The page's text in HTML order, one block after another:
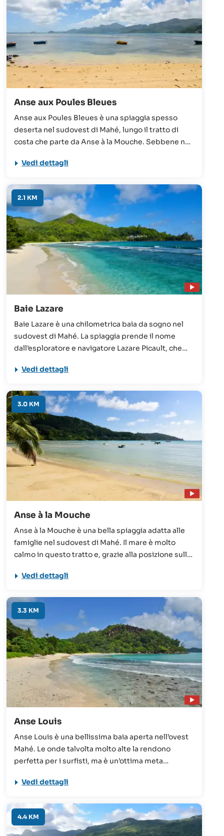
Anse aux Poules Bleues
Anse aux Poules Bleues è una spiaggia spesso
deserta nel sudovest di Mahé, lungo il tratto di
costa che parte da Anse à la Mouche. Sebbene non
e bassa assieme alla galleria d’arte sono motivi
Vedi dettagli
2.1 KM
Baie Lazare
Baie Lazare è una chilometrica baia da sogno nel
sudovest di Mahé. La spiaggia prende il nome
dall’esploratore e navigatore Lazare Picault, che
Vedi dettagli
3.0 KM
Anse à la Mouche
Anse à la Mouche è una bella spiaggia adatta alle
famiglie nel sudovest di Mahé. Il mare è molto
calmo in questo tratto e, grazie alla posizione sulla
tramonti meravigliosi.
Vedi dettagli
3.3 KM
Anse Louis
Anse Louis è una bellissima baia aperta nell’ovest
Mahé. Le onde talvolta molto alte la rendono
perfetta per i surfisti, ma è un’ottima meta
grazie ai buoni collegamenti (strada e fermata
Vedi dettagli
4.4 KM